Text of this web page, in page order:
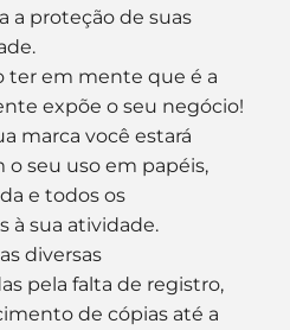
a proteção de suas
ter em mente que é a
expõe o seu negócio!
marca você estará
seu uso em papéis,
e todos os
à sua atividade.
diversas
pela falta de registro,
de cópias até a